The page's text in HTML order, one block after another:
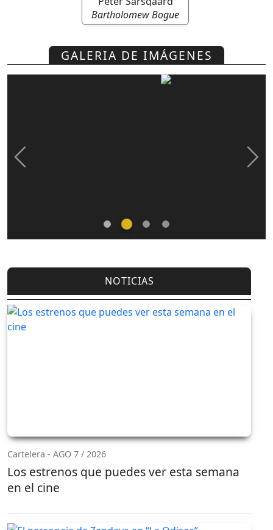
Bartholomew Bogue
GALERIA DE IMÁGENES
Previous Next
NOTICIAS
Cartelera - AGO 7 / 2026
Los estrenos que puedes ver esta semana
en el cine